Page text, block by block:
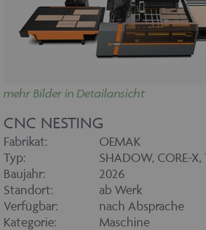
mehr Bilder in Detailansicht
CNC NESTING
Fabrikat:
OEMAK
Typ:
SHADOW, CORE-X,
Baujahr:
2026
Standort:
ab Werk
Verfügbar:
nach Absprache
Kategorie:
Maschine